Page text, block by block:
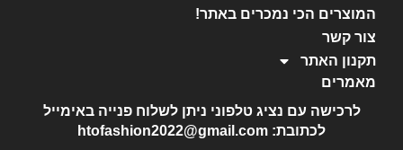
המוצרים הכי נמכרים באתר!
צור קשר
תקנון האתר
מאמרים
לרכישה עם נציג טלפוני ניתן לשלוח פנייה באימייל
לכתובת: htofashion2022@gmail.com